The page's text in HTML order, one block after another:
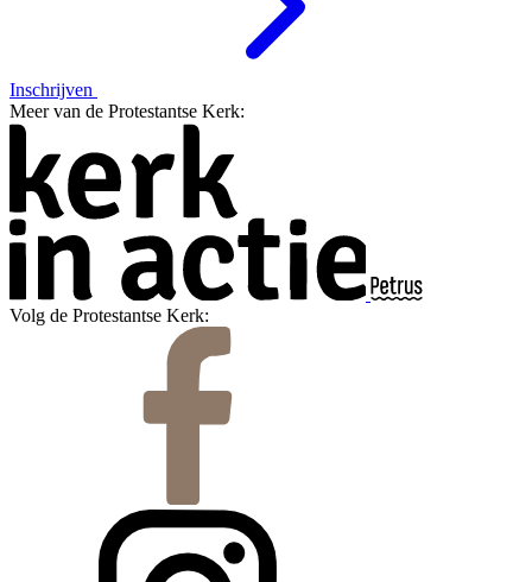
Inschrijven
Meer van de Protestantse Kerk:
Volg de Protestantse Kerk: